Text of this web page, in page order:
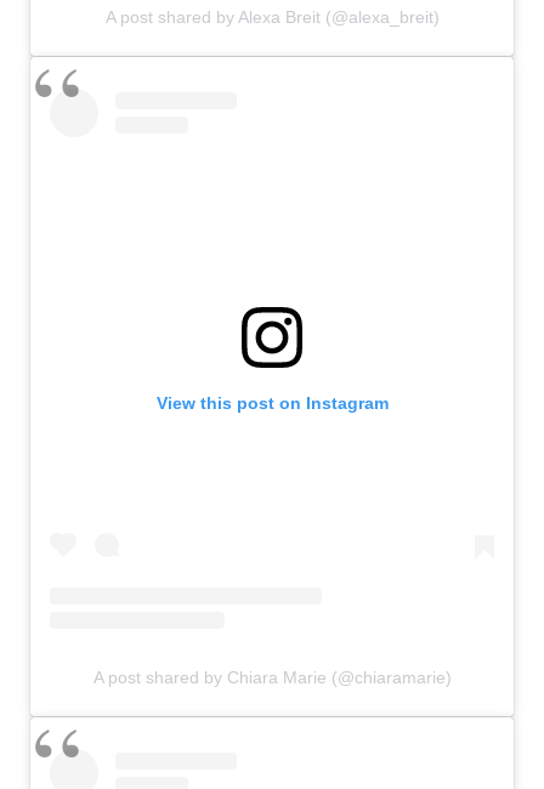
A post shared by Alexa Breit (@alexa_breit)
View this post on Instagram
A post shared by Chiara Marie (@chiaramarie)